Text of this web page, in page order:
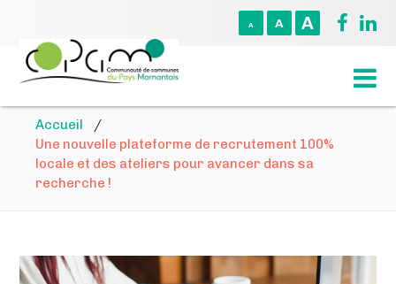
A A A
Accueil
/
Une nouvelle plateforme de recrutement 100%
locale et des ateliers pour avancer dans sa
recherche !